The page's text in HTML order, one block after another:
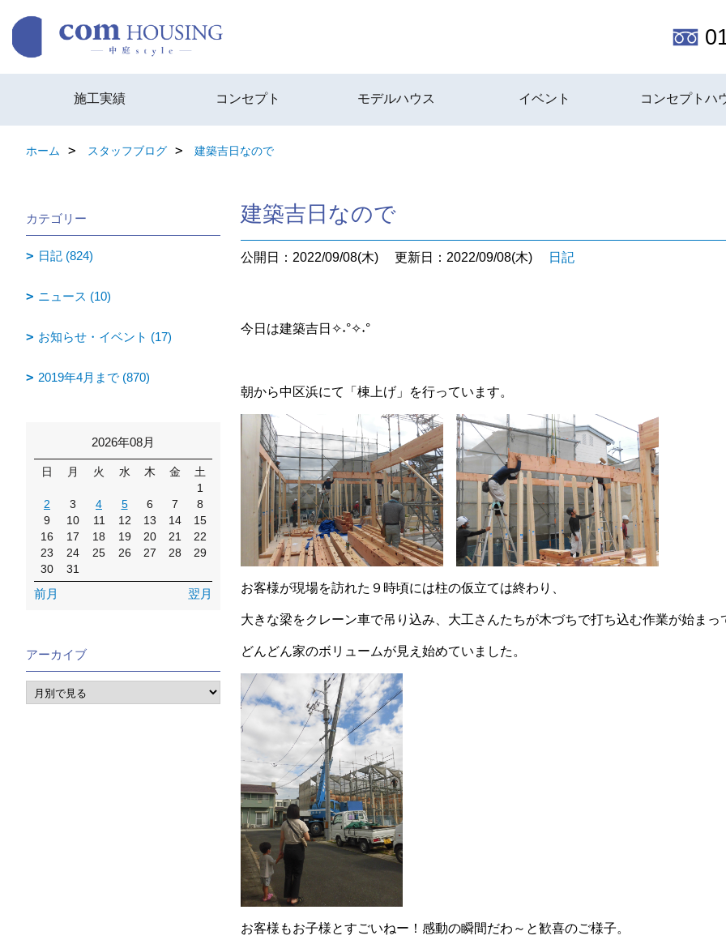
施工実績 コンセプト モデルハウス イベント コンセプトハ
ホーム スタッフブログ 建築吉日なので
建築吉日なので
公開日：2022/09/08(木) 更新日：2022/09/08(木) 日記
今日は建築吉日✧˖°✧˖°
朝から中区浜にて「棟上げ」を行っています。
お客様が現場を訪れた９時頃には柱の仮立ては終わり、
大きな梁をクレーン車で吊り込み、大工さんたちが木づちで打ち込む作業が始まっ
どんどん家のボリュームが見え始めていました。
お客様もお子様とすごいねー！感動の瞬間だわ～と歓喜のご様子。
カテゴリー
日記 (824)
ニュース (10)
お知らせ・イベント (17)
2019年4月まで (870)
2026年08月
日 月 火 水 木 金
土
1
2
3 4 5 6 7
8
9
10 11 12 13 14
15
16
17 18 19 20 21
22
23
24 25 26 27 28
29
30
31
前月 翌月
アーカイブ